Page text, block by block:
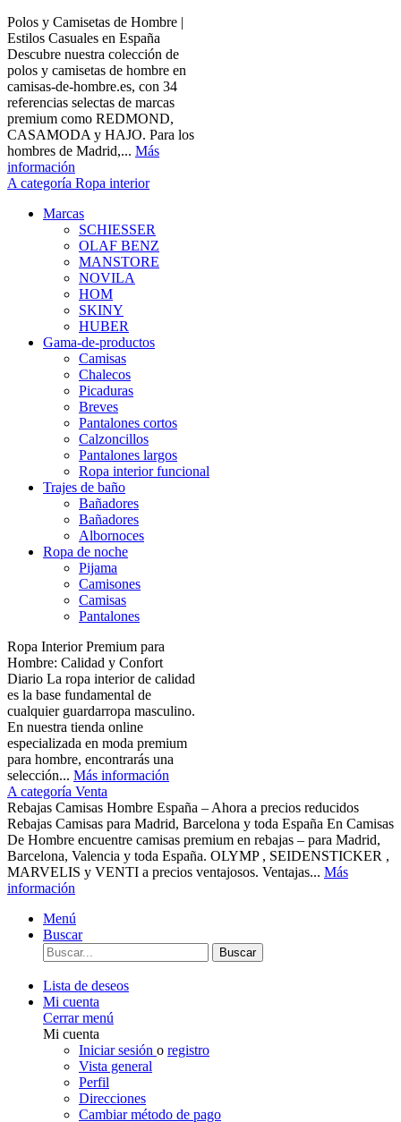
Polos y Camisetas de Hombre |
Estilos Casuales en España
Descubre nuestra colección de
polos y camisetas de hombre en
camisas-de-hombre.es, con 34
referencias selectas de marcas
premium como REDMOND,
CASAMODA y HAJO. Para los
hombres de Madrid,... Más
información
A categoría Ropa interior
Marcas
SCHIESSER
OLAF BENZ
MANSTORE
NOVILA
HOM
SKINY
HUBER
Gama-de-productos
Camisas
Chalecos
Picaduras
Breves
Pantalones cortos
Calzoncillos
Pantalones largos
Ropa interior funcional
Trajes de baño
Bañadores
Bañadores
Albornoces
Ropa de noche
Pijama
Camisones
Camisas
Pantalones
Ropa Interior Premium para
Hombre: Calidad y Confort
Diario La ropa interior de calidad
es la base fundamental de
cualquier guardarropa masculino.
En nuestra tienda online
especializada en moda premium
para hombre, encontrarás una
selección... Más información
A categoría Venta
Rebajas Camisas Hombre España – Ahora a precios reducidos
Rebajas Camisas para Madrid, Barcelona y toda España En Camisas
De Hombre encuentre camisas premium en rebajas – para Madrid,
Barcelona, Valencia y toda España. OLYMP , SEIDENSTICKER ,
MARVELIS y VENTI a precios ventajosos. Ventajas... Más
información
Menú
Buscar
Buscar
Lista de deseos
Mi cuenta
Cerrar menú
Mi cuenta
Iniciar sesión o registro
Vista general
Perfil
Direcciones
Cambiar método de pago